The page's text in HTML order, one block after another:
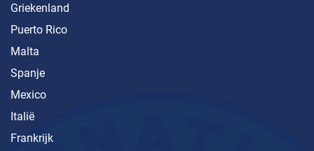
Griekenland
Puerto Rico
Malta
Spanje
Mexico
Italië
Frankrijk